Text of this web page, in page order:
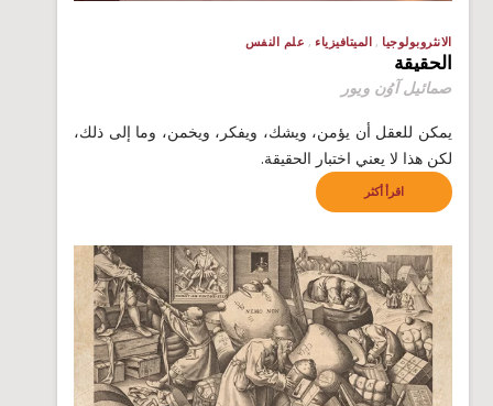
الانثروبولوجيا الميتافيزياء علم النفس
الحقيقة
صمائيل آوُن ويور
يمكن للعقل أن يؤمن، ويشك، ويفكر، ويخمن، وما إلى ذلك،
لكن هذا لا يعني اختبار الحقيقة.
اقرأ أكثر